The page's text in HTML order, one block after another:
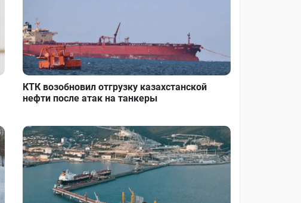
КТК возобновил отгрузку казахстанской
нефти после атак на танкеры